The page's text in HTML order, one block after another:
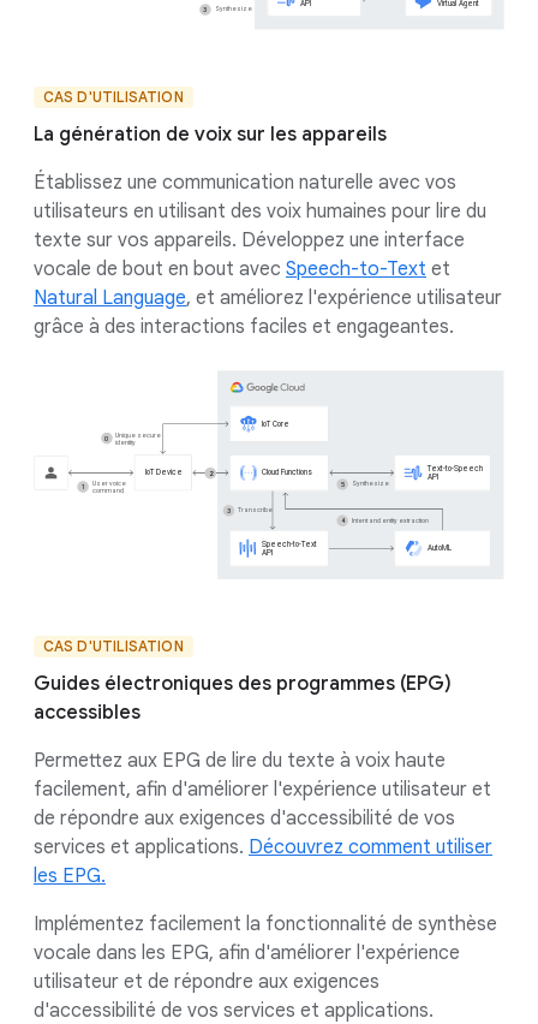
CAS D'UTILISATION
La génération de voix sur les appareils
Établissez une communication naturelle avec vos
utilisateurs en utilisant des voix humaines pour lire du
texte sur vos appareils. Développez une interface
vocale de bout en bout avec Speech-to-Text et
Natural Language, et améliorez l'expérience utilisateur
grâce à des interactions faciles et engageantes.
CAS D'UTILISATION
Guides électroniques des programmes (EPG)
accessibles
Permettez aux EPG de lire du texte à voix haute
facilement, afin d'améliorer l'expérience utilisateur et
de répondre aux exigences d'accessibilité de vos
services et applications. Découvrez comment utiliser
les EPG.
Implémentez facilement la fonctionnalité de synthèse
vocale dans les EPG, afin d'améliorer l'expérience
utilisateur et de répondre aux exigences
d'accessibilité de vos services et applications.